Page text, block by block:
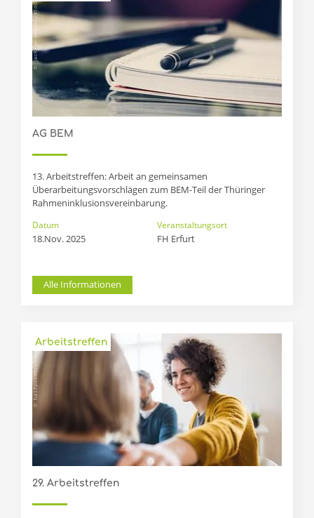
AG BEM
13. Arbeitstreffen: Arbeit an gemeinsamen
Überarbeitungsvorschlägen zum BEM-Teil der Thüringer
Rahmeninklusionsvereinbarung.
Alle Informationen
Datum
18.Nov. 2025
Veranstaltungsort
FH Erfurt
29. Arbeitstreffen
Arbeitstreffen